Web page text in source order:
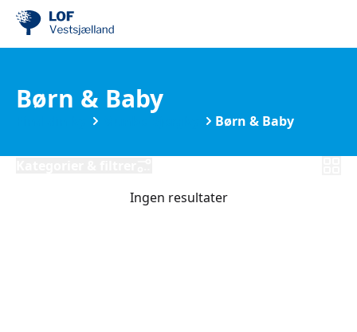
Børn & Baby
Børn & Baby
Ingen resultater